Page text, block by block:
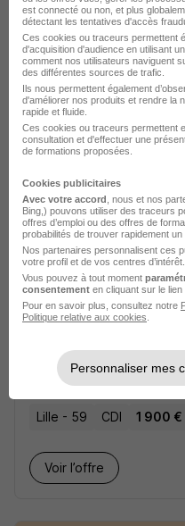
Gestionnaire de
Otera France Super
Lille - 59 CDI 2 050 -
Voir l’offre
Sites Hyper et
Carrefour
Lille - 59 CDI 1 900 €
Voir l’offre
est connecté ou non, et plus
détectant les tentatives d'accès
Ces cookies ou traceurs permettent
d'acquisition d'audience en utilisant
comment nos utilisateurs naviguent
des différentes sources de trafic.
Ils nous permettent également
d'améliorer nos produits et rendre la
rapide et fluide.
Ces cookies ou traceurs permettent
consultation et d'effectuer une
de formations proposées.
Cookies publicitaires
Avec votre accord , nous et nos
Bing,) pouvons utiliser des traceurs
offres d’emploi ou des offres de
probabilités de trouver rapidement un
Nos partenaires personnalisent ces
votre profil et de vos centres d’intérêt.
Vous pouvez à tout moment
consentement en cliquant sur le lien
Pour en savoir plus, consultez notre
Politique relative aux cookies
Personnaliser mes